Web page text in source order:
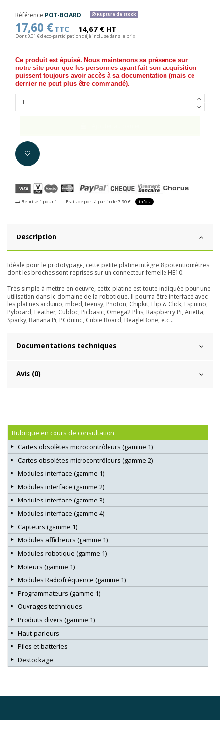
Référence POT-BOARD Rupture de stock
17,60 € TTC 14,67 € HT
Dont 0,01 € d'eco-participation déjà incluse dans le prix
Ce produit est épuisé. Nous maintenons sa présence sur
notre site pour que les personnes ayant fait son acquisition
puissent toujours avoir accès à sa documentation (mais ce
dernier ne peut plus être commandé).
Reprise 1 pour 1 Frais de port à partir de 7.90 € infos
Description
Idéale pour le prototypage, cette petite platine intègre 8 potentiomètres
dont les broches sont reprises sur un connecteur femelle HE10.
Très simple à mettre en oeuvre, cette platine est toute indiquée pour une
utilisation dans le domaine de la robotique. Il pourra être interfacé avec
les platines arduino, mbed, teensy, Photon, Chipkit, Flip & Click, Espuino,
Pyboard, Feather, Cubloc, Picbasic, Omega2 Plus, Raspberry Pi, Arietta,
Sparky, Banana Pi, PCduino, Cubie Board, BeagleBone, etc...
Documentations techniques
Avis (0)
Rubrique en cours de consultation
Cartes obsolètes microcontrôleurs (gamme 1)
Cartes obsolètes microcontrôleurs (gamme 2)
Modules interface (gamme 1)
Modules interface (gamme 2)
Modules interface (gamme 3)
Modules interface (gamme 4)
Capteurs (gamme 1)
Modules afficheurs (gamme 1)
Modules robotique (gamme 1)
Moteurs (gamme 1)
Modules Radiofréquence (gamme 1)
Programmateurs (gamme 1)
Ouvrages techniques
Produits divers (gamme 1)
Haut-parleurs
Piles et batteries
Destockage